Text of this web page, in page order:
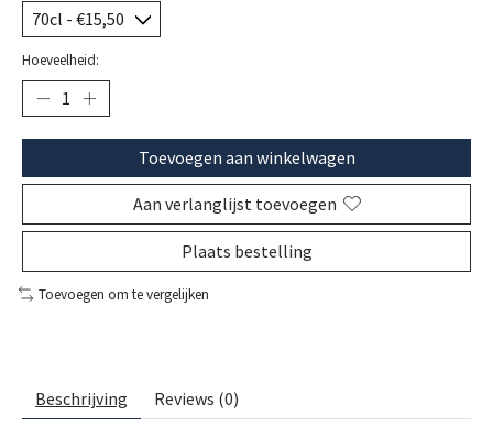
Hoeveelheid:
Toevoegen aan winkelwagen
Aan verlanglijst toevoegen
Plaats bestelling
Toevoegen om te vergelijken
Beschrijving Reviews (0)